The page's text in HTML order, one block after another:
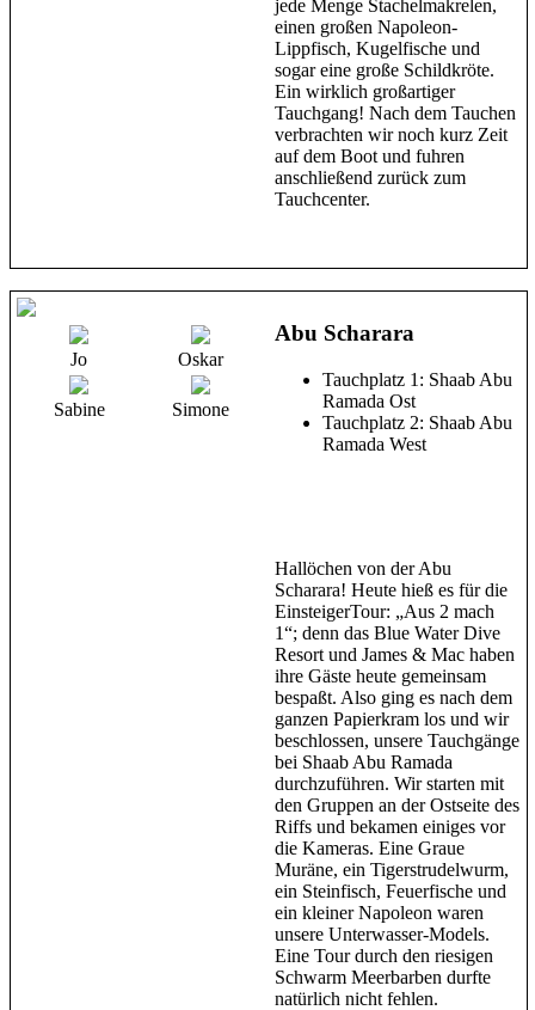
jede Menge Stachelmakrelen,
einen großen Napoleon-
Lippfisch, Kugelfische und
sogar eine große Schildkröte.
Ein wirklich großartiger
Tauchgang! Nach dem Tauchen
verbrachten wir noch kurz Zeit
auf dem Boot und fuhren
anschließend zurück zum
Tauchcenter.
Jo Oskar
Sabine Simone
Abu Scharara
Tauchplatz 1: Shaab Abu
Ramada Ost
Tauchplatz 2: Shaab Abu
Ramada West
Hallöchen von der Abu
Scharara! Heute hieß es für die
EinsteigerTour: „Aus 2 mach
1“; denn das Blue Water Dive
Resort und James & Mac haben
ihre Gäste heute gemeinsam
bespaßt. Also ging es nach dem
ganzen Papierkram los und wir
beschlossen, unsere Tauchgänge
bei Shaab Abu Ramada
durchzuführen. Wir starten mit
den Gruppen an der Ostseite des
Riffs und bekamen einiges vor
die Kameras. Eine Graue
Muräne, ein Tigerstrudelwurm,
ein Steinfisch, Feuerfische und
ein kleiner Napoleon waren
unsere Unterwasser-Models.
Eine Tour durch den riesigen
Schwarm Meerbarben durfte
natürlich nicht fehlen.